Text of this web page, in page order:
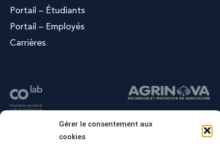
Gérer le consentement aux
cookies
Portail – Étudiants
Portail – Employés
Carrières